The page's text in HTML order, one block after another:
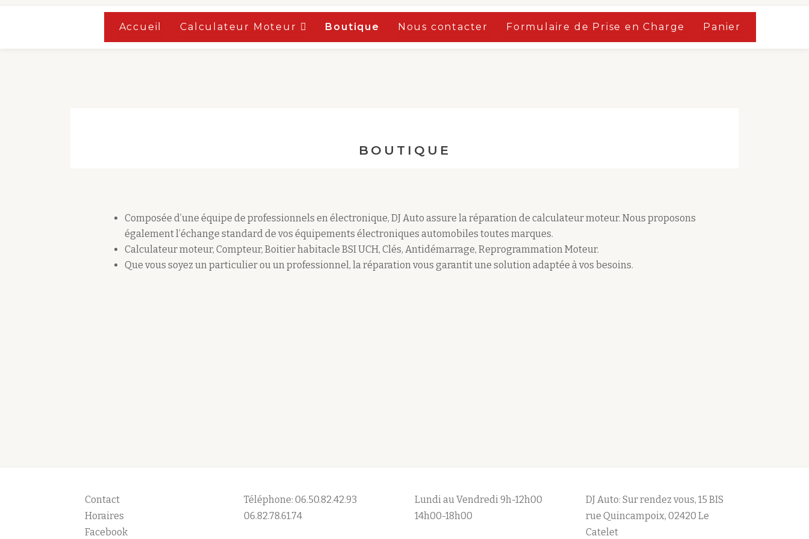
Accueil Calculateur Moteur Boutique Nous contacter Formulaire de Prise en Charge Panier
BOUTIQUE
Composée d’une équipe de professionnels en électronique, DJ Auto assure la réparation de calculateur moteur. Nous proposons
également l’échange standard de vos équipements électroniques automobiles toutes marques.
Calculateur moteur, Compteur, Boitier habitacle BSI UCH, Clés, Antidémarrage, Reprogrammation Moteur.
Que vous soyez un particulier ou un professionnel, la réparation vous garantit une solution adaptée à vos besoins.
Contact
Horaires
Facebook
Téléphone: 06.50.82.42.93
06.82.78.61.74
Lundi au Vendredi 9h-12h00
14h00-18h00
DJ Auto: Sur rendez vous, 15 BIS
rue Quincampoix, 02420 Le
Catelet